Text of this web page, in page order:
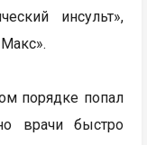
инсульт»,
порядке попал
врачи быстро